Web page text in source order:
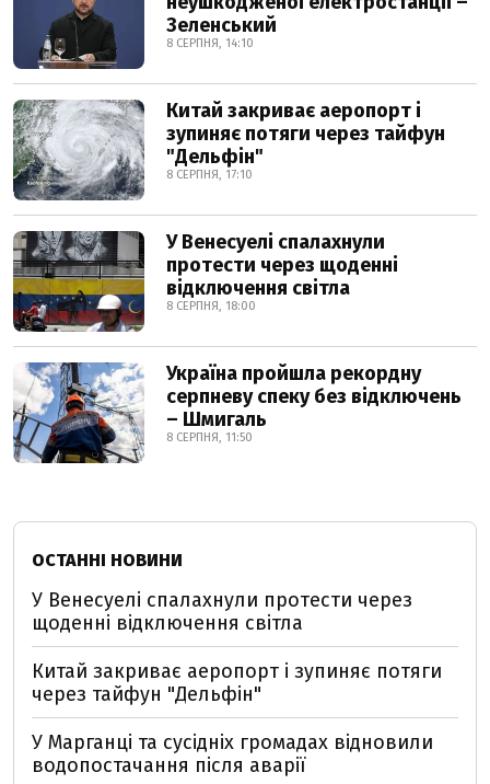
Зеленський
8 СЕРПНЯ, 14:10
Китай закриває аеропорт і
зупиняє потяги через тайфун
"Дельфін"
8 СЕРПНЯ, 17:10
У Венесуелі спалахнули
протести через щоденні
відключення світла
8 СЕРПНЯ, 18:00
Україна пройшла рекордну
серпневу спеку без відключень
– Шмигаль
8 СЕРПНЯ, 11:50
ОСТАННІ НОВИНИ
У Венесуелі спалахнули протести через
щоденні відключення світла
Китай закриває аеропорт і зупиняє потяги
через тайфун "Дельфін"
У Марганці та сусідніх громадах відновили
водопостачання після аварії